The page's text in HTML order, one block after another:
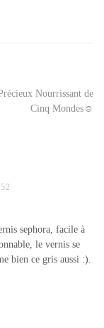
Nourrissant de
Cinq Mondes☺
sephora, facile à
le vernis se
bien ce gris aussi :).